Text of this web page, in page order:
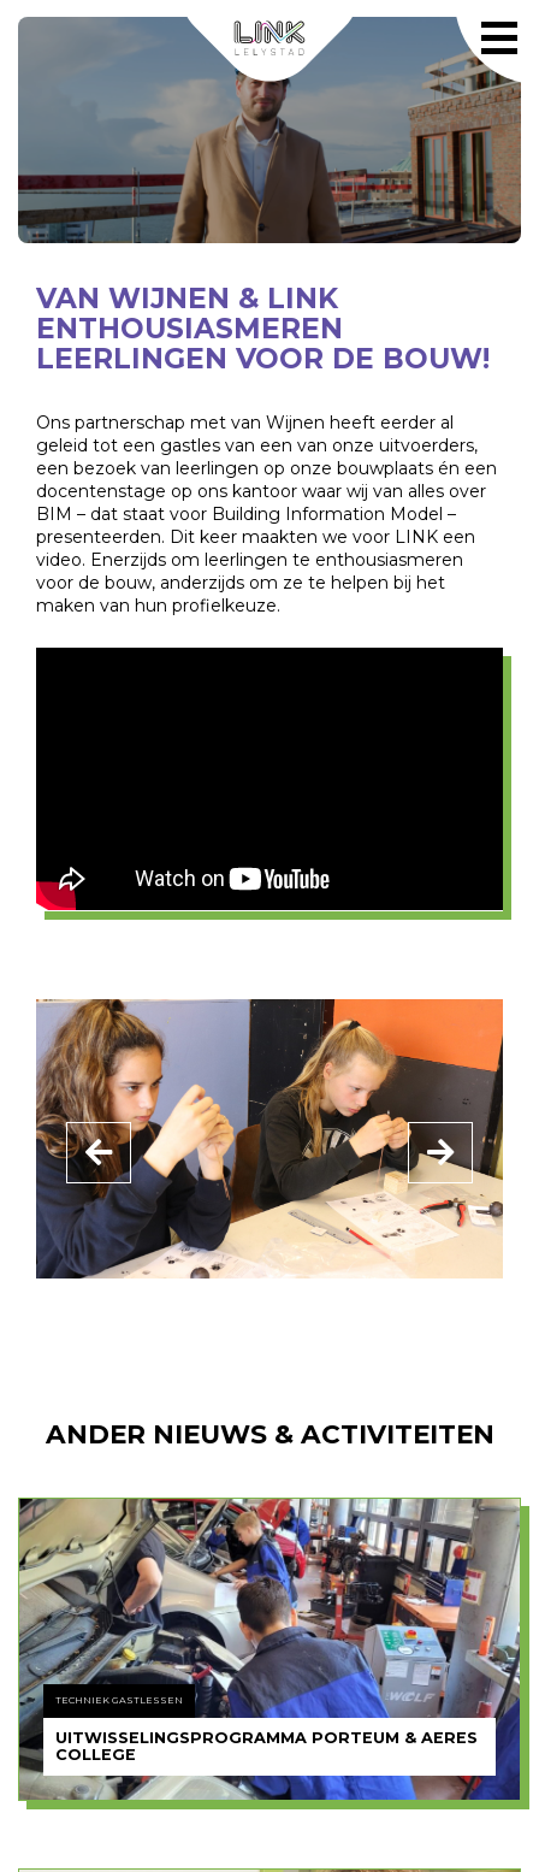
VAN WIJNEN & LINK
ENTHOUSIASMEREN
LEERLINGEN VOOR DE BOUW!
Ons partnerschap met van Wijnen heeft eerder al
geleid tot een gastles van een van onze uitvoerders,
een bezoek van leerlingen op onze bouwplaats én een
docentenstage op ons kantoor waar wij van alles over
BIM – dat staat voor Building Information Model –
presenteerden. Dit keer maakten we voor LINK een
video. Enerzijds om leerlingen te enthousiasmeren
voor de bouw, anderzijds om ze te helpen bij het
maken van hun profielkeuze.
ANDER NIEUWS & ACTIVITEITEN
TECHNIEK GASTLESSEN
UITWISSELINGSPROGRAMMA PORTEUM & AERES
COLLEGE